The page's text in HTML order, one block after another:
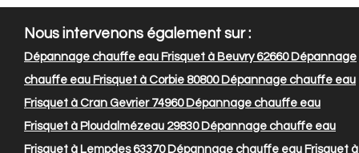
Nous intervenons également sur :
Dépannage chauffe eau Frisquet à Beuvry 62660Dépannage
chauffe eau Frisquet à Corbie 80800Dépannage chauffe eau
Frisquet à Cran Gevrier 74960Dépannage chauffe eau
Frisquet à Ploudalmézeau 29830Dépannage chauffe eau
Frisquet à Lempdes 63370Dépannage chauffe eau Frisquet à